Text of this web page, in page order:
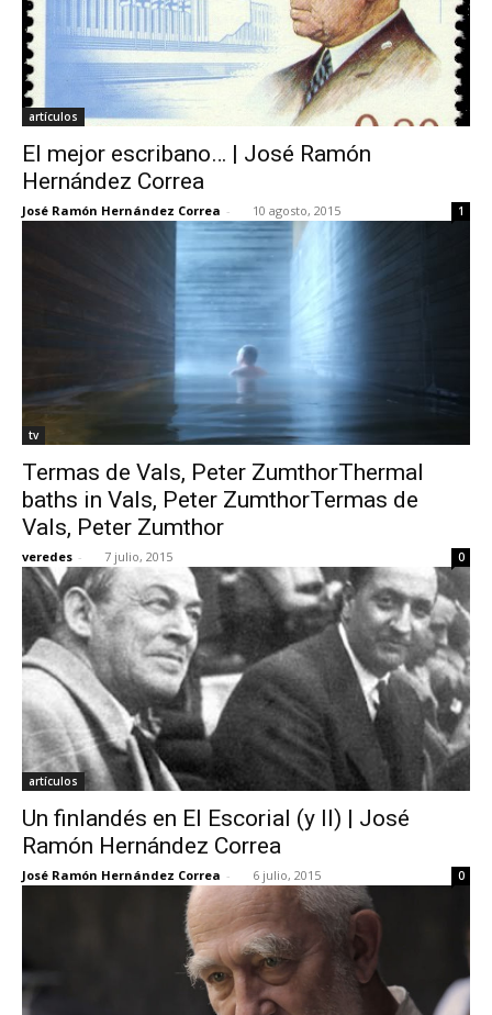
artículos
El mejor escribano… | José Ramón
Hernández Correa
José Ramón Hernández Correa - 10 agosto, 2015 1
tv
Termas de Vals, Peter ZumthorThermal
baths in Vals, Peter ZumthorTermas de
Vals, Peter Zumthor
veredes - 7 julio, 2015 0
artículos
Un finlandés en El Escorial (y II) | José
Ramón Hernández Correa
José Ramón Hernández Correa - 6 julio, 2015 0